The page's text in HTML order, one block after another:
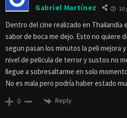
Gabriel Martínez 10
Dentro del cine realizado en Thailandia
sabor de boca me dejo. Esto no quiere
segun pasan los minutos la peli mejora
nivel de pelicula de terror y sustos no
llegue a sobresaltarme en solo
No es mala pero podría haber estado
0 Reply